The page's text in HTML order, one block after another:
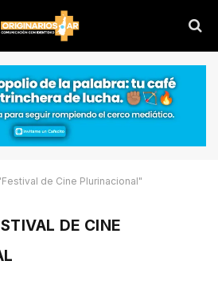
de Cine Plurinacional"
DE CINE